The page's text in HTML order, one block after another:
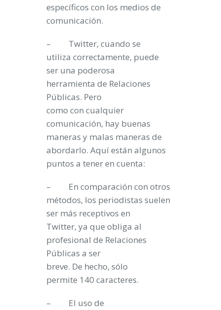
específicos con los medios de
comunicación.
– Twitter, cuando se
utiliza correctamente, puede
ser una poderosa
herramienta de Relaciones
Públicas. Pero
como con cualquier
comunicación, hay buenas
maneras y malas maneras de
abordarlo. Aquí están algunos
puntos a tener en cuenta:
– En comparación con otros
métodos, los periodistas suelen
ser más receptivos en
Twitter, ya que obliga al
profesional de Relaciones
Públicas a ser
breve. De hecho, sólo
permite 140 caracteres.
– El uso de